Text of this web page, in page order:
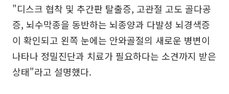
"디스크 협착 및 추간판 탈출증, 고관절 고도 골다공
증, 뇌수막종을 동반하는 뇌종양과 다발성 뇌경색증
이 확인되고 왼쪽 눈에는 안와골절의 새로운 병변이
나타나 정밀진단과 치료가 필요하다는 소견까지 받은
상태"라고 설명했다.